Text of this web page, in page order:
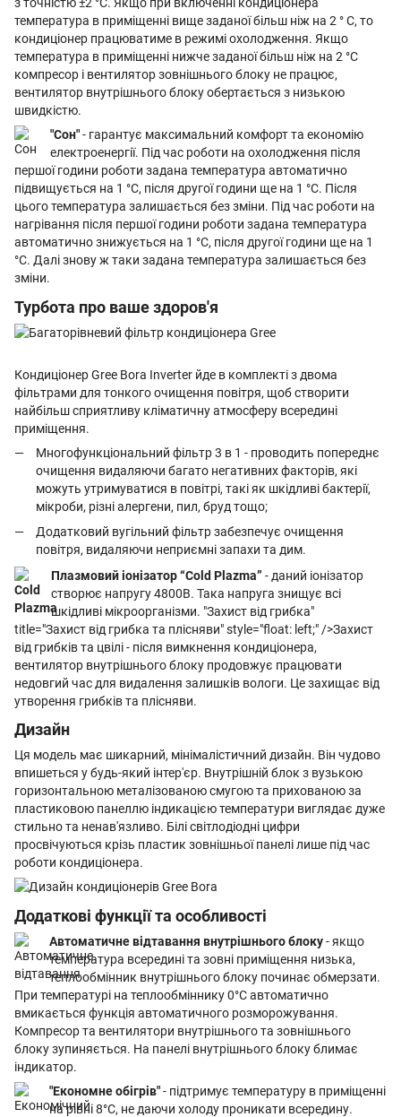
з точністю ±2 °С. Якщо при включенні кондиціонера
температура в приміщенні вище заданої більш ніж на 2 ° С, то
кондиціонер працюватиме в режимі охолодження. Якщо
температура в приміщенні нижче заданої більш ніж на 2 °С
компресор і вентилятор зовнішнього блоку не працює,
вентилятор внутрішнього блоку обертається з низькою
швидкістю.
"Сон"- гарантує максимальний комфорт та економію
електроенергії. Під час роботи на охолодження після
першої години роботи задана температура автоматично
підвищується на 1 °С, після другої години ще на 1 °С. Після
цього температура залишається без зміни. Під час роботи на
нагрівання після першої години роботи задана температура
автоматично знижується на 1 °С, після другої години ще на 1
°С. Далі знову ж таки задана температура залишається без
зміни.
Турбота про ваше здоров'я
Кондиціонер Gree Bora Inverter йде в комплекті з двома
фільтрами для тонкого очищення повітря, щоб створити
найбільш сприятливу кліматичну атмосферу всередині
приміщення.
Многофункціональний фільтр 3 в 1 - проводить попереднє
очищення видаляючи багато негативних факторів, які
можуть утримуватися в повітрі, такі як шкідливі бактерії,
мікроби, різні алергени, пил, бруд тощо;
Додатковий вугільний фільтр забезпечує очищення
повітря, видаляючи неприємні запахи та дим.
Плазмовий іонізатор “Cold Plazma” - даний іонізатор
створює напругу 4800В. Така напруга знищує всі
шкідливі мікроорганізми. "Захист від грибка"
title="Захист від грибка та плісняви" style="float: left;" />Захист
від грибків та цвілі - після вимкнення кондиціонера,
вентилятор внутрішнього блоку продовжує працювати
недовгий час для видалення залишків вологи. Це захищає від
утворення грибків та плісняви.
Дизайн
Ця модель має шикарний, мінімалістичний дизайн. Він чудово
впишеться у будь-який інтер'єр. Внутрішній блок з вузькою
горизонтальною металізованою смугою та прихованою за
пластиковою панеллю індикацією температури виглядає дуже
стильно та ненав'язливо. Білі світлодіодні цифри
просвічуються крізь пластик зовнішньої панелі лише під час
роботи кондиціонера.
Додаткові функції та особливості
Автоматичне відтавання внутрішнього блоку- якщо
температура всередині та зовні приміщення низька,
теплообмінник внутрішнього блоку починає обмерзати.
При температурі на теплообміннику 0°С автоматично
вмикається функція автоматичного розморожування.
Компресор та вентилятори внутрішнього та зовнішнього
блоку зупиняється. На панелі внутрішнього блоку блимає
індикатор.
"Економне обігрів"- підтримує температуру в приміщенні
на рівні 8°С, не даючи холоду проникати всередину.